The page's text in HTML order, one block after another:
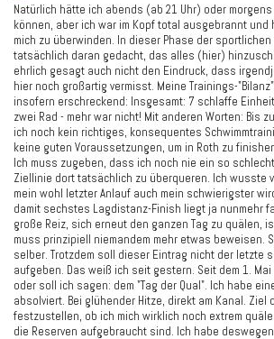
Natürlich hätte ich abends (ab 21 Uhr) oder
können, aber ich war im Kopf total ausgebrannt und
mich zu überwinden. In dieser Phase der
tatsächlich daran gedacht, das alles (hier)
ehrlich gesagt auch nicht den Eindruck, dass
hier noch großartig vermisst. Meine Trainings-
insofern erschreckend: Insgesamt: 7 schlaffe
zwei Rad - mehr war nicht! Mit anderen Worten: Bis
ich noch kein richtiges, konsequentes
keine guten Voraussetzungen, um in Roth zu
Ich muss zugeben, dass ich noch nie ein so
Ziellinie dort tatsächlich zu überqueren. Ich wusste
mein wohl letzter Anlauf auch mein schwierigster
damit sechstes Lagdistanz-Finish liegt ja nunmehr
große Reiz, sich erneut den ganzen Tag zu quälen,
muss prinzipiell niemandem mehr etwas beweisen.
selber. Trotzdem soll dieser Eintrag nicht der letzte
aufgeben. Das weiß ich seit gestern. Seit dem 1. Mai
oder soll ich sagen: dem "Tag der Qual". Ich habe
absolviert. Bei glühender Hitze, direkt am Kanal. Ziel
festzustellen, ob ich mich wirklich noch extrem
die Reserven aufgebraucht sind. Ich habe